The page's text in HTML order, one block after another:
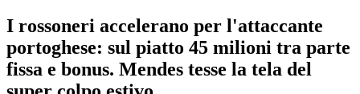
I rossoneri accelerano per l'attaccante
portoghese: sul piatto 45 milioni tra parte
fissa e bonus. Mendes tesse la tela del